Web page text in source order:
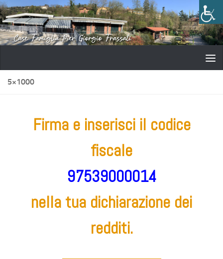
Salta al contenuto
5×1000
Firma e inserisci il codice
fiscale
97539000014
nella tua dichiarazione dei
redditi.